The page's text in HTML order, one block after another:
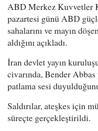
ABD Merkez Kuvvetler
pazartesi günü ABD
sahalarını ve mayın
aldığını açıkladı.
İran devlet yayın
civarında, Bender
patlama sesi
Saldırılar, ateşkes için
süreçte gerçekleştirildi.